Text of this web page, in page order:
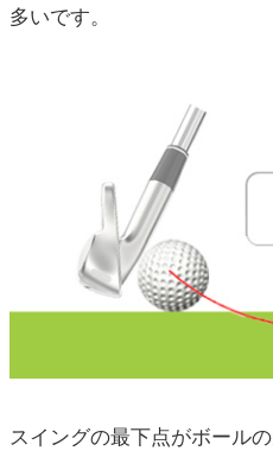
多いです。
スイングの最下点がボール